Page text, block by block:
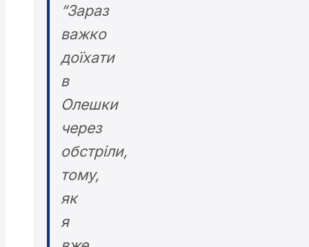
“Зараз
важко
доїхати
в
Олешки
через
обстріли,
тому,
як
я